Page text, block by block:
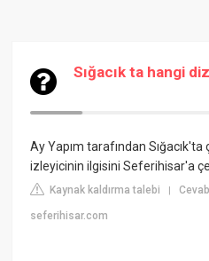
Sığacık ta hangi
Ay Yapım tarafından Sığacık'ta
izleyicinin ilgisini Seferihisar'a
Kaynak kaldırma talebi |
seferihisar.com